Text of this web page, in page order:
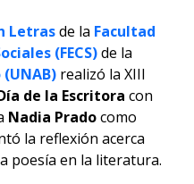
Letrasde la Facultad
(FECS)de la
realizó la XIII
de la Escritora con
Nadia Pradocomo
la reflexión acerca
poesía en la literatura.